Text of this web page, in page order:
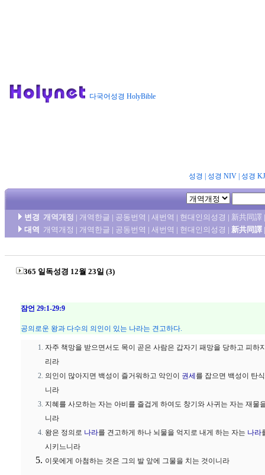
다국어성경 HolyBible
성경 성경 NIV| 성경
변경 개역개정 | 개역한글 | 공동번역 | 새번역 | 현대인의성경 | 新共同譯
대역
개역개정 | 개역한글 | 공동번역 | 새번역 | 현대인의성경 | 新共同譯
365 일독성경 12월 23일 (3)
잠언 29:1-29:9
공의로운 왕과 다수의 의인이 있는 나라는 견고하다.
자주 책망을 받으면서도 목이 곧은 사람은 갑자기 패망을 당하고 피하
리라
의인이 많아지면 백성이 즐거워하고 악인이 권세 를 잡으면 백성이 탄
니라
지혜를 사모하는 자는 아비를 즐겁게 하여도 창기와 사귀는 자는 재물
니라
왕은 정의로 나라를 견고하게 하나 뇌물을 억지로 내게 하는 자는 나라
시키느니라
이웃에게 아첨하는 것은 그의 발 앞에 그물을 치는 것이니라